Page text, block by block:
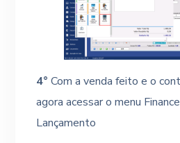
4° Com a venda feito e o
agora acessar o menu
Lançamento